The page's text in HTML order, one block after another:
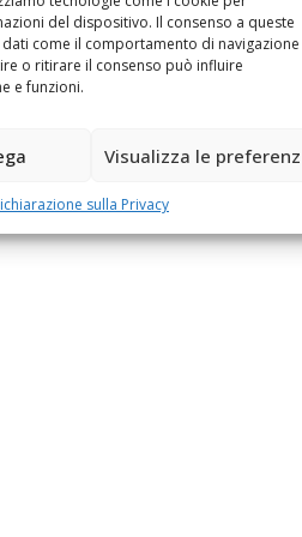
del dispositivo. Il consenso a queste
come il comportamento di
o ritirare il consenso può influire
e funzioni.
Visualizza le
sulla Privacy